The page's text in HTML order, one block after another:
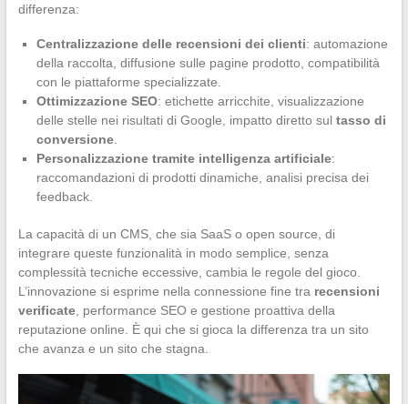
differenza:
Centralizzazione delle recensioni dei clienti: automazione
della raccolta, diffusione sulle pagine prodotto, compatibilità
con le piattaforme specializzate.
Ottimizzazione SEO: etichette arricchite, visualizzazione
delle stelle nei risultati di Google, impatto diretto sul tasso di
conversione.
Personalizzazione tramite intelligenza artificiale:
raccomandazioni di prodotti dinamiche, analisi precisa dei
feedback.
La capacità di un CMS, che sia SaaS o open source, di
integrare queste funzionalità in modo semplice, senza
complessità tecniche eccessive, cambia le regole del gioco.
L’innovazione si esprime nella connessione fine tra recensioni
verificate, performance SEO e gestione proattiva della
reputazione online. È qui che si gioca la differenza tra un sito
che avanza e un sito che stagna.